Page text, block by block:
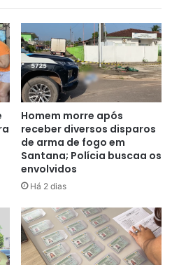
Homem morre após
receber diversos disparos
de arma de fogo em
Santana; Polícia buscaa os
envolvidos
Há 2 dias